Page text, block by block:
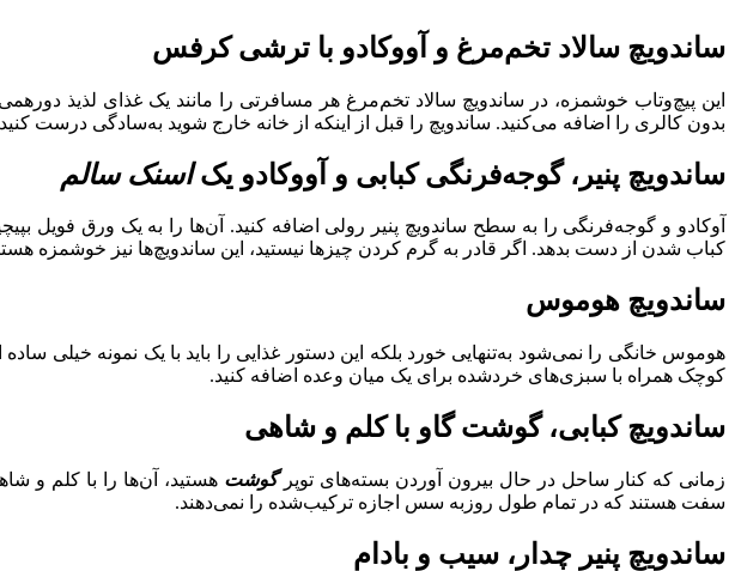
ساندویچ سالاد تخم‌مرغ و آووکادو با ترشی کرفس
این پیچ‌وتاب خوشمزه، در ساندویچ سالاد تخم‌مرغ هر مسافرتی را مانند یک غذای لذیذ
بدون کالری را اضافه می‌کنید. ساندویچ را قبل از اینکه از خانه خارج شوید به‌سادگی درست
ساندویچ پنیر، گوجه‌فرنگی کبابی و آووکادو یکاسنک سالم
آوکادو و گوجه‌فرنگی را به سطح ساندویچ پنیر رولی اضافه کنید. آن‌ها را به یک ورق فویل
کباب شدن از دست بدهد. اگر قادر به گرم کردن چیزها نیستید، این ساندویچ‌ها نیز خوشمزه
ساندویچ هوموس
هوموس خانگی را نمی‌شود به‌تنهایی خورد بلکه این دستور غذایی را باید با یک نمونه خیلی
کوچک همراه با سبزی‌های خردشده برای یک میان وعده اضافه کنید.
ساندویچ کبابی، گوشت گاو با کلم و شاهی
زمانی که کنار ساحل در حال بیرون آوردن بسته‌های توپرگوشت هستید، آن‌ها را با کلم و
سفت هستند که در تمام طول روزبه سس اجازه ترکیب‌شده را نمی‌دهند.
ساندویچ پنیر چدار، سیب و بادام